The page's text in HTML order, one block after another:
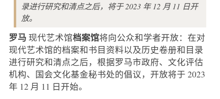
录进行研究和清点之后，将于 2023 年 12 月 11 日开
放。
罗马 现代艺术馆档案馆将向公众和学者开放：在对
现代艺术馆的档案和书目资料以及历史卷册和目录
进行研究和清点之后，根据罗马市政府、文化评估
机构、国会文化基金秘书处的倡议，开放将于 2023
年 12 月 11 日开始。